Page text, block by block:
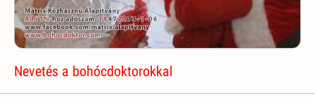
Nevetés a bohócdoktorokkal